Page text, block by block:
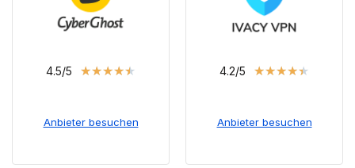
4.5/5 ★★★★★
Anbieter besuchen
4.2/5 ★★★★★
Anbieter besuchen